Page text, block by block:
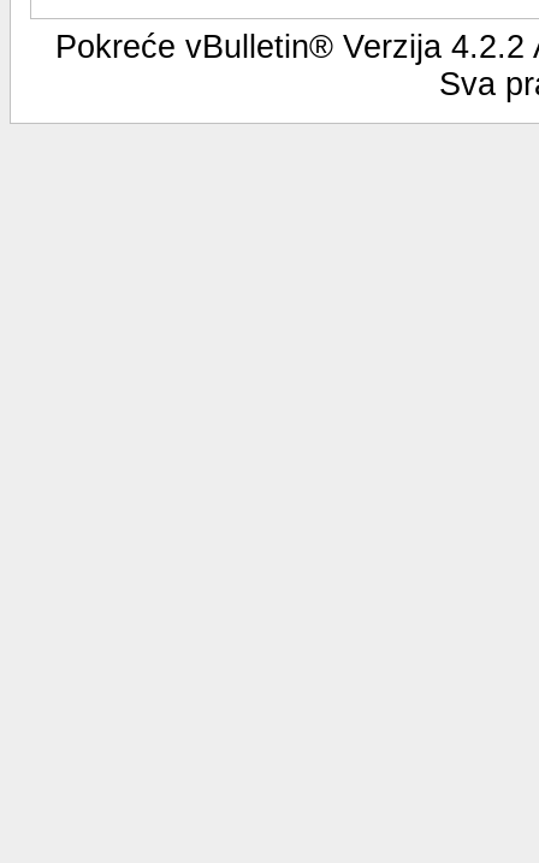
Pokreće vBulletin® Verzija
Sva